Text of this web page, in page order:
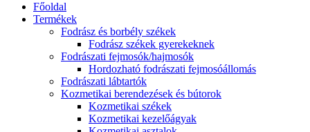
Főoldal
Termékek
Fodrász és borbély székek
Fodrász székek gyerekeknek
Fodrászati fejmosók/hajmosók
Hordozható fodrászati fejmosóállomás
Fodrászati lábtartók
Kozmetikai berendezések és bútorok
Kozmetikai székek
Kozmetikai kezelőágyak